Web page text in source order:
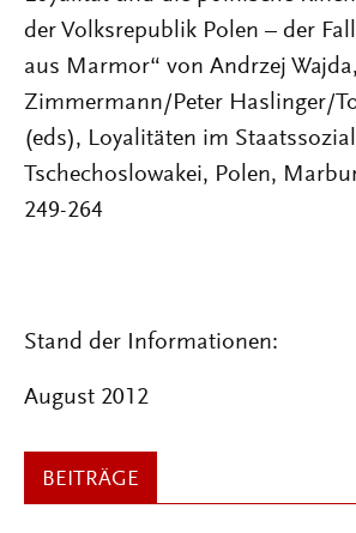
der Volksrepublik Polen – der
aus Marmor“ von Andrzej
Zimmermann/Peter Haslinger/
(eds), Loyalitäten im
Tschechoslowakei, Polen,
249-264
Stand der Informationen:
August 2012
BEITRÄGE